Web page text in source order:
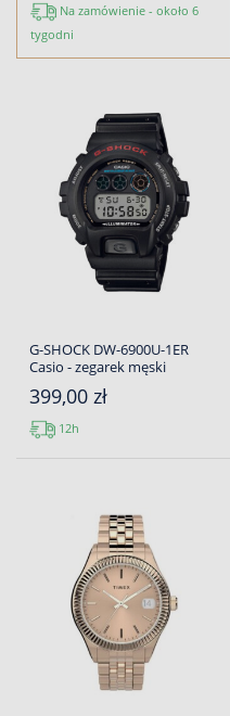
Na zamówienie - około 6
tygodni
G-SHOCK DW-6900U-1ER
Casio - zegarek męski
399,00 zł
12h